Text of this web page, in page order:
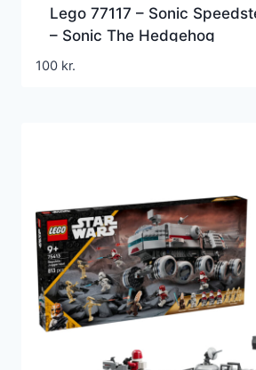
Lego 77117 – Sonic
– Sonic The Hedgehog
100 kr.